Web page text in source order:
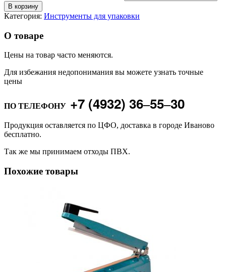
В корзину
Категория: Инструменты для упаковки
О товаре
Цены на товар часто меняются.
Для избежания недопонимания вы можете узнать точные
цены
ПО ТЕЛЕФОНУ +7 (4932) 36‒55‒30
Продукция оставляется по ЦФО, доставка в городе Иваново
бесплатно.
Так же мы принимаем отходы ПВХ.
Похожие товары